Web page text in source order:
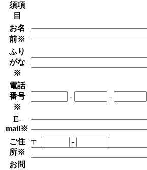
須項
目
お名
前※
ふり
がな
※
電話
番号
※
- -
E-
mail※
ご住
所※
〒 -
お問